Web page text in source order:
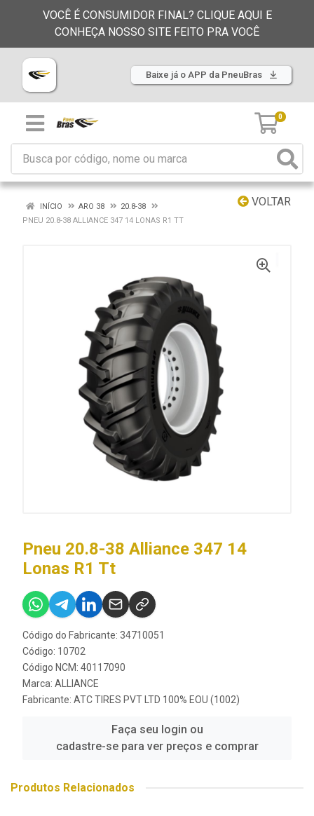
VOCÊ É CONSUMIDOR FINAL? CLIQUE AQUI E
CONHEÇA NOSSO SITE FEITO PRA VOCÊ
Baixe já o APP da PneuBras
0
VOLTAR
INÍCIO ARO 38
20.8-38
PNEU 20.8-38 ALLIANCE 347 14 LONAS R1 TT
Pneu 20.8-38 Alliance 347 14
Lonas R1 Tt
Código do Fabricante: 34710051
Código: 10702
Código NCM: 40117090
Marca: ALLIANCE
Fabricante: ATC TIRES PVT LTD 100% EOU (1002)
Faça seu login ou
cadastre-se para ver preços e comprar
Produtos Relacionados